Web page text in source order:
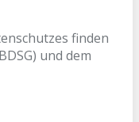
finden
und dem